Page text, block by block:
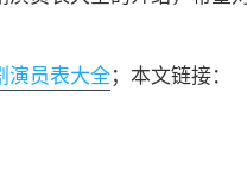
演员表大全；本文链接：